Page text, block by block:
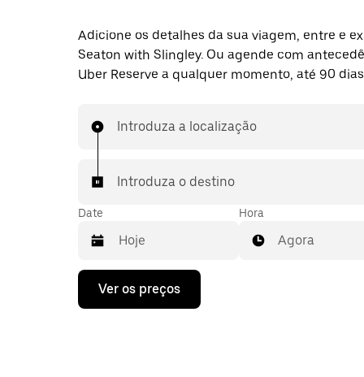
Adicione os detalhes da sua viagem, entre e
Seaton with Slingley. Ou agende com
Uber Reserve a qualquer momento, até 90
Introduza a localização
Introduza o destino
Date
Prima
tecla
Hora
Agora
Ver os preços